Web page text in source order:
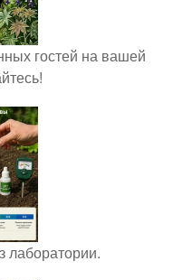
гостей на вашей
лаборатории.